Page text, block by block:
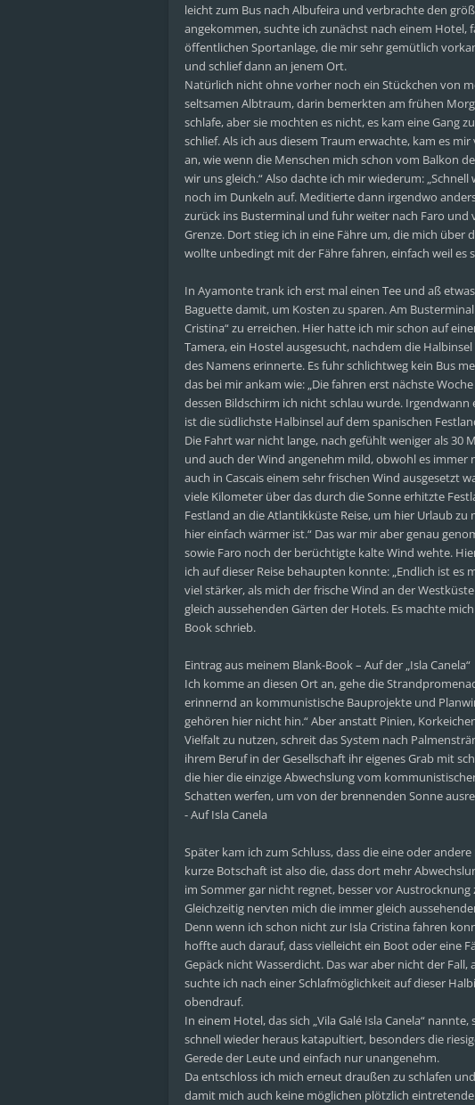
leicht zum Bus nach Albufeira und verbrachte den
angekommen, suchte ich zunächst nach einem Hotel,
öffentlichen Sportanlage, die mir sehr gemütlich
und schlief dann an jenem Ort.
Natürlich nicht ohne vorher noch ein Stückchen von
seltsamen Albtraum, darin bemerkten am frühen
schlafe, aber sie mochten es nicht, es kam eine Gang
schlief. Als ich aus diesem Traum erwachte, kam es
an, wie wenn die Menschen mich schon vom Balkon
wir uns gleich.“ Also dachte ich mir wiederum:
noch im Dunkeln auf. Meditierte dann irgendwo
zurück ins Busterminal und fuhr weiter nach Faro und
Grenze. Dort stieg ich in eine Fähre um, die mich über
wollte unbedingt mit der Fähre fahren, einfach weil es
In Ayamonte trank ich erst mal einen Tee und aß
Baguette damit, um Kosten zu sparen. Am
Cristina“ zu erreichen. Hier hatte ich mir schon auf
Tamera, ein Hostel ausgesucht, nachdem die
des Namens erinnerte. Es fuhr schlichtweg kein Bus
das bei mir ankam wie: „Die fahren erst nächste
dessen Bildschirm ich nicht schlau wurde.
ist die südlichste Halbinsel auf dem spanischen
Die Fahrt war nicht lange, nach gefühlt weniger als 30
und auch der Wind angenehm mild, obwohl es
auch in Cascais einem sehr frischen Wind ausgesetzt
viele Kilometer über das durch die Sonne erhitzte
Festland an die Atlantikküste Reise, um hier Urlaub
hier einfach wärmer ist.“ Das war mir aber genau
sowie Faro noch der berüchtigte kalte Wind wehte.
ich auf dieser Reise behaupten konnte: „Endlich ist
viel stärker, als mich der frische Wind an der
gleich aussehenden Gärten der Hotels. Es machte
Book schrieb.
Eintrag aus meinem Blank-Book – Auf der „Isla Canela“
Ich komme an diesen Ort an, gehe die
erinnernd an kommunistische Bauprojekte und
gehören hier nicht hin.“ Aber anstatt Pinien,
Vielfalt zu nutzen, schreit das System nach
ihrem Beruf in der Gesellschaft ihr eigenes Grab mit
die hier die einzige Abwechslung vom
Schatten werfen, um von der brennenden Sonne
- Auf Isla Canela
Später kam ich zum Schluss, dass die eine oder
kurze Botschaft ist also die, dass dort mehr
im Sommer gar nicht regnet, besser vor
Gleichzeitig nervten mich die immer gleich
Denn wenn ich schon nicht zur Isla Cristina fahren
hoffte auch darauf, dass vielleicht ein Boot oder eine
Gepäck nicht Wasserdicht. Das war aber nicht der
suchte ich nach einer Schlafmöglichkeit auf dieser
obendrauf.
In einem Hotel, das sich „Vila Galé Isla Canela“
schnell wieder heraus katapultiert, besonders die
Gerede der Leute und einfach nur unangenehm.
Da entschloss ich mich erneut draußen zu schlafen
damit mich auch keine möglichen plötzlich